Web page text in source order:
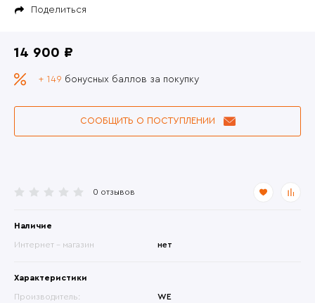
Поделиться
0 отзывов
Наличие
Интернет - магазин нет
Характеристики
Производитель:
WE
14 900 ₽
+ 149 бонусных баллов за покупку
СООБЩИТЬ О ПОСТУПЛЕНИИ